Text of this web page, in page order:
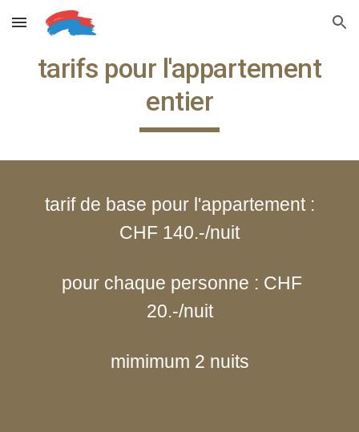
Skip to main content Skip to navigation
tarifs pour l'appartement
entier
tarif de base pour l'appartement :
CHF 140.-/nuit
pour chaque personne : CHF
20.-/nuit
mimimum 2 nuits